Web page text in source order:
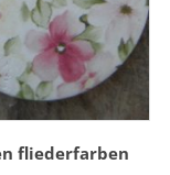
fliederfarben